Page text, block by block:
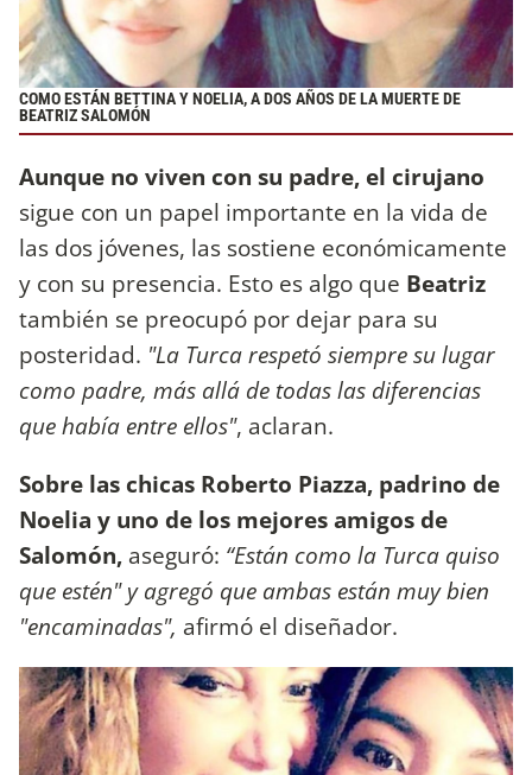
COMO ESTÁN BETTINA Y NOELIA, A DOS AÑOS DE LA MUERTE DE
BEATRIZ SALOMÓN
Aunque no viven con su padre, el cirujano
sigue con un papel importante en la vida de
las dos jóvenes, las sostiene económicamente
y con su presencia. Esto es algo que Beatriz
también se preocupó por dejar para su
posteridad. "La Turca respetó siempre su lugar
como padre, más allá de todas las diferencias
que había entre ellos", aclaran.
Sobre las chicas Roberto Piazza, padrino de
Noelia y uno de los mejores amigos de
Salomón, aseguró: “Están como la Turca quiso
que estén" y agregó que ambas están muy bien
"encaminadas", afirmó el diseñador.